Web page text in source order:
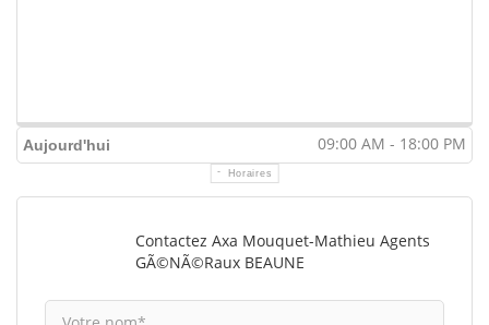
Aujourd'hui 09:00 AM - 18:00 PM
Horaires
Contactez Axa Mouquet-Mathieu Agents
GÃ©nÃ©raux BEAUNE